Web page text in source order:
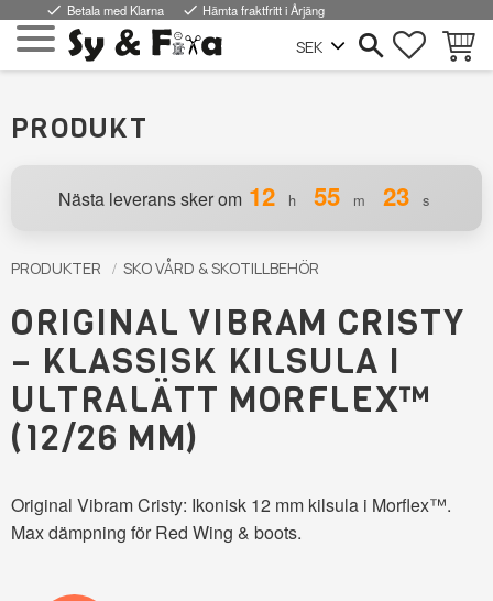
Meny
done Betala med Klarna done Hämta fraktfritt i Årjäng
PRODUKT
Nästa leverans sker om 12 h 55 m 21 s
PRODUKTER SKO VÅRD & SKOTILLBEHÖR
ORIGINAL VIBRAM CRISTY
– KLASSISK KILSULA I
ULTRALÄTT MORFLEX™
(12/26 MM)
Original Vibram Cristy: Ikonisk 12 mm kilsula i Morflex™.
Max dämpning för Red Wing & boots.